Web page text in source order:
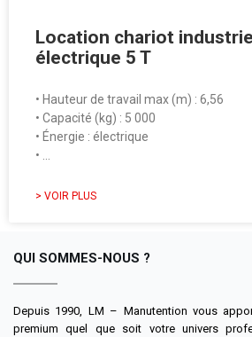
Location chariot
électrique 5 T
• Hauteur de travail max (m) : 6,56
• Capacité (kg) : 5 000
• Énergie : électrique
• …
> VOIR PLUS
QUI SOMMES-NOUS ?
Depuis 1990, LM – Manutention vous
premium quel que soit votre univers